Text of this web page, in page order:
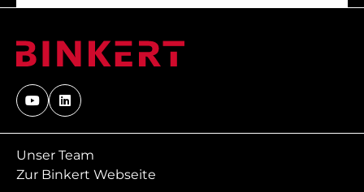
Unser Team
Zur Binkert Webseite